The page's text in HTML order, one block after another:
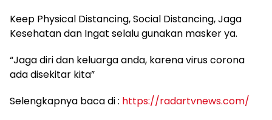
Keep Physical Distancing, Social Distancing, Jaga
Kesehatan dan Ingat selalu gunakan masker ya.
“Jaga diri dan keluarga anda, karena virus corona
ada disekitar kita”
Selengkapnya baca di : https://radartvnews.com/